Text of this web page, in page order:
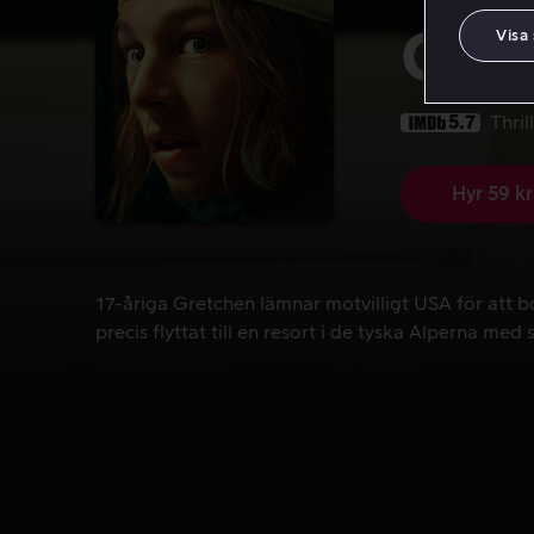
5.7
Hyr 59 kr
17-åriga Gretchen lämnar motvilligt USA för att
17-åriga Gretchen lämnar motvilligt USA för att
precis flyttat till en resort i de tyska Alperna med
Visa